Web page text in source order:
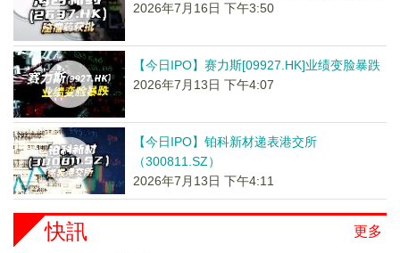
2026年7月16日 下午3:50
【今日IPO】赛力斯[09927.HK]业绩变脸暴跌
2026年7月13日 下午4:07
【今日IPO】铂科新材递表港交所
（300811.SZ）
2026年7月13日 下午4:11
更多
快訊